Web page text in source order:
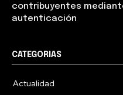
contribuyentes
autenticación
CATEGORIAS
Actualidad